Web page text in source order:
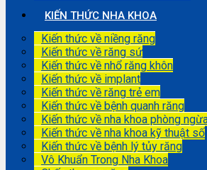
KIẾN THỨC NHA KHOA
Kiến thức về niềng răng
Kiến thức về răng sứ
Kiến thức về nhổ răng khôn
Kiến thức về implant
Kiến thức về răng trẻ em
Kiến thức về bệnh quanh răng
Kiến thức về nha khoa phòng
Kiến thức về nha khoa kỹ thuật số
Kiến thức về bệnh lý tủy răng
Vô Khuẩn Trong Nha Khoa